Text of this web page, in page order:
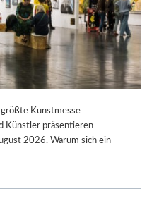
Kunstmesse
Künstler präsentieren
2026. Warum sich ein